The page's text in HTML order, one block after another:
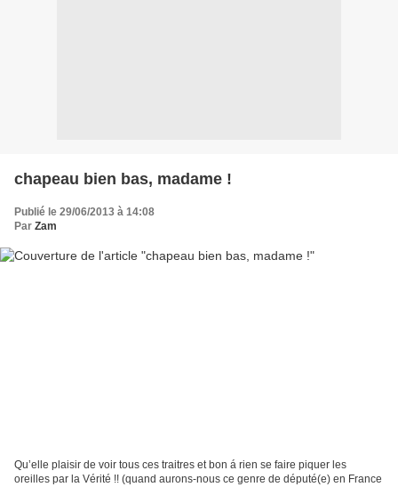
chapeau bien bas, madame !
Publié le 29/06/2013 à 14:08
Par Zam
Qu’elle plaisir de voir tous ces traitres et bon á rien se faire piquer les
oreilles par la Vérité !! (quand aurons-nous ce genre de député(e) en France